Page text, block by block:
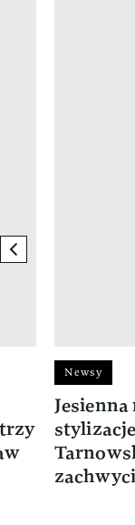
previous element
Newsy